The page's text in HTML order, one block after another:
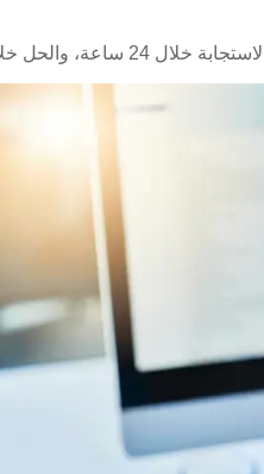
الإنتاج أو التصحيح الفني.